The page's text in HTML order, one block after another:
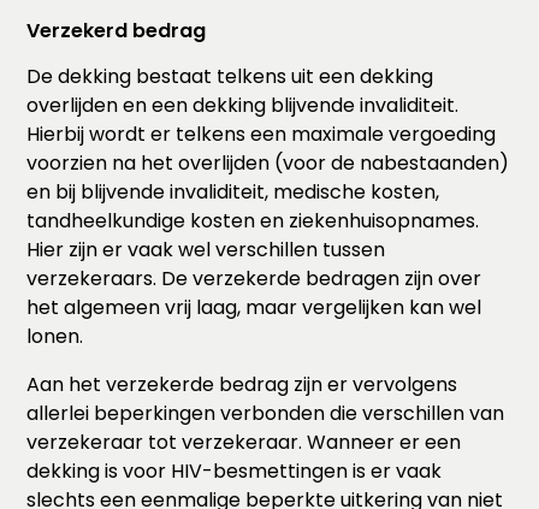
Verzekerd bedrag
De dekking bestaat telkens uit een dekking
overlijden en een dekking blijvende invaliditeit.
Hierbij wordt er telkens een maximale vergoeding
voorzien na het overlijden (voor de nabestaanden)
en bij blijvende invaliditeit, medische kosten,
tandheelkundige kosten en ziekenhuisopnames.
Hier zijn er vaak wel verschillen tussen
verzekeraars. De verzekerde bedragen zijn over
het algemeen vrij laag, maar vergelijken kan wel
lonen.
Aan het verzekerde bedrag zijn er vervolgens
allerlei beperkingen verbonden die verschillen van
verzekeraar tot verzekeraar. Wanneer er een
dekking is voor HIV-besmettingen is er vaak
slechts een eenmalige beperkte uitkering van niet